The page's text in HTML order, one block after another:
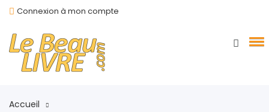
Connexion à mon compte
Accueil